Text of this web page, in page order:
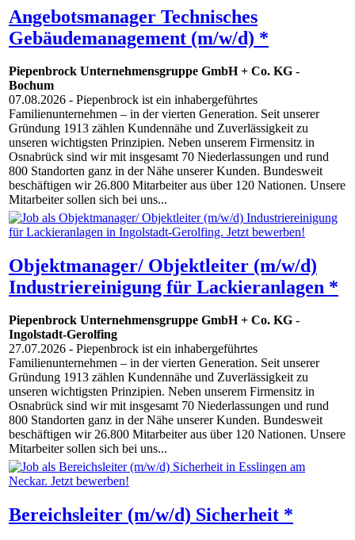
Angebotsmanager Technisches
Gebäudemanagement (m/w/d) *
Piepenbrock Unternehmensgruppe GmbH + Co. KG -
Bochum
07.08.2026 - Piepenbrock ist ein inhabergeführtes
Familienunternehmen – in der vierten Generation. Seit unserer
Gründung 1913 zählen Kundennähe und Zuverlässigkeit zu
unseren wichtigsten Prinzipien. Neben unserem Firmensitz in
Osnabrück sind wir mit insgesamt 70 Niederlassungen und rund
800 Standorten ganz in der Nähe unserer Kunden. Bundesweit
beschäftigen wir 26.800 Mitarbeiter aus über 120 Nationen. Unsere
Mitarbeiter sollen sich bei uns...
Objektmanager/ Objektleiter (m/w/d)
Industriereinigung für Lackieranlagen *
Piepenbrock Unternehmensgruppe GmbH + Co. KG -
Ingolstadt-Gerolfing
27.07.2026 - Piepenbrock ist ein inhabergeführtes
Familienunternehmen – in der vierten Generation. Seit unserer
Gründung 1913 zählen Kundennähe und Zuverlässigkeit zu
unseren wichtigsten Prinzipien. Neben unserem Firmensitz in
Osnabrück sind wir mit insgesamt 70 Niederlassungen und rund
800 Standorten ganz in der Nähe unserer Kunden. Bundesweit
beschäftigen wir 26.800 Mitarbeiter aus über 120 Nationen. Unsere
Mitarbeiter sollen sich bei uns...
Bereichsleiter (m/w/d) Sicherheit *